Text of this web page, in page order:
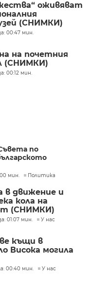
оживяват
(СНИМКИ)
00:47 мин.
на почетния
(СНИМКИ)
00:12 мин.
по
мин. Политика
в движение и
кола на
(СНИМКИ)
01:07 мин. У нас
къщи в
Висока могила
00:40 мин. У нас